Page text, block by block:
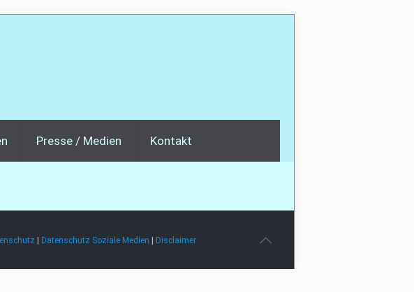
Presse / Medien Kontakt
| Datenschutz Soziale Medien Disclaimer